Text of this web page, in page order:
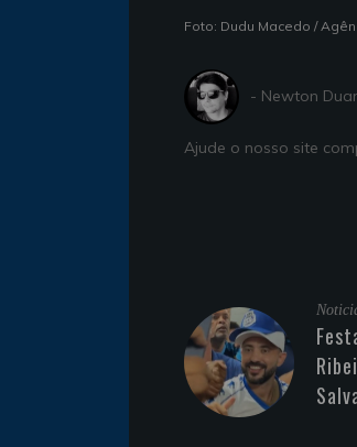
Foto: Dudu Macedo /
- Newton
Ajude o nosso site